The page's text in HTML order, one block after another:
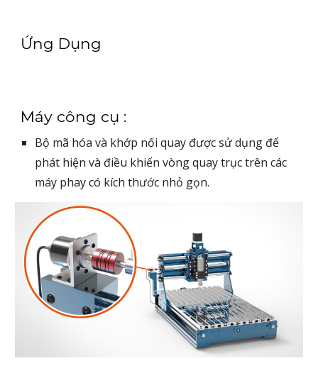
Ứng Dụng
Máy công cụ :
Bộ mã hóa và khớp nối quay được sử dụng để
phát hiện và điều khiển vòng quay trục trên các
máy phay có kích thước nhỏ gọn.